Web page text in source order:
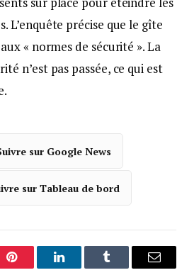
L’enquête précise que le gîte
« normes de sécurité ». La
n’est pas passée, ce qui est
sur Google News
sur Tableau de bord
Pinterest LinkedInTumblr